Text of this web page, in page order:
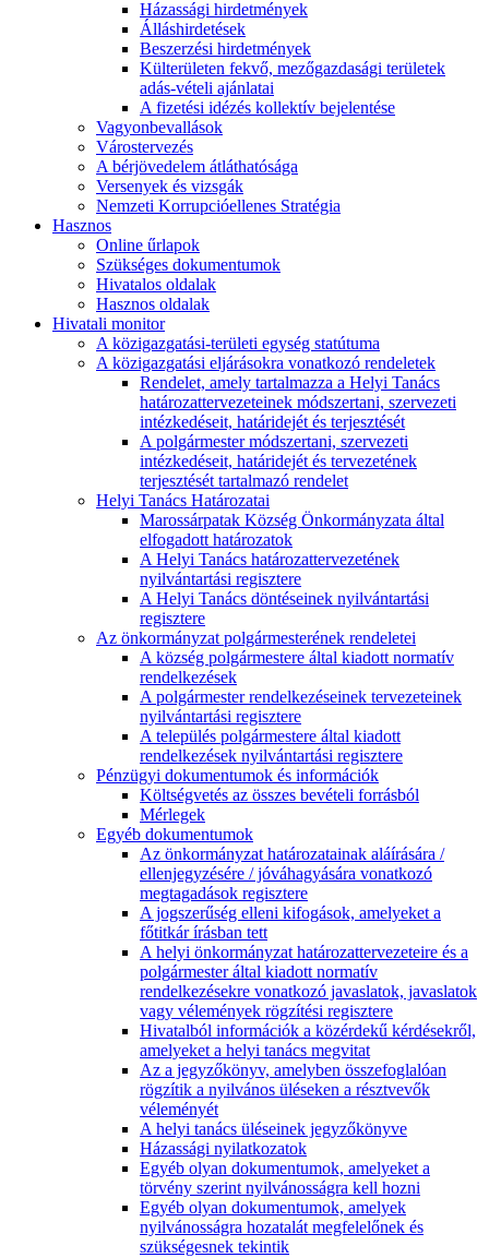
Házassági hirdetmények
Álláshirdetések
Beszerzési hirdetmények
Külterületen fekvő, mezőgazdasági területek
adás-vételi ajánlatai
A fizetési idézés kollektív bejelentése
Vagyonbevallások
Várostervezés
A bérjövedelem átláthatósága
Versenyek és vizsgák
Nemzeti Korrupcióellenes Stratégia
Hasznos
Online űrlapok
Szükséges dokumentumok
Hivatalos oldalak
Hasznos oldalak
Hivatali monitor
A közigazgatási-területi egység statútuma
A közigazgatási eljárásokra vonatkozó rendeletek
Rendelet, amely tartalmazza a Helyi Tanács
határozattervezeteinek módszertani, szervezeti
intézkedéseit, határidejét és terjesztését
A polgármester módszertani, szervezeti
intézkedéseit, határidejét és tervezetének
terjesztését tartalmazó rendelet
Helyi Tanács Határozatai
Marossárpatak Község Önkormányzata által
elfogadott határozatok
A Helyi Tanács határozattervezetének
nyilvántartási regisztere
A Helyi Tanács döntéseinek nyilvántartási
regisztere
Az önkormányzat polgármesterének rendeletei
A község polgármestere által kiadott normatív
rendelkezések
A polgármester rendelkezéseinek tervezeteinek
nyilvántartási regisztere
A település polgármestere által kiadott
rendelkezések nyilvántartási regisztere
Pénzügyi dokumentumok és információk
Költségvetés az összes bevételi forrásból
Mérlegek
Egyéb dokumentumok
Az önkormányzat határozatainak aláírására /
ellenjegyzésére / jóváhagyására vonatkozó
megtagadások regisztere
A jogszerűség elleni kifogások, amelyeket a
főtitkár írásban tett
A helyi önkormányzat határozattervezeteire és a
polgármester által kiadott normatív
rendelkezésekre vonatkozó javaslatok, javaslatok
vagy vélemények rögzítési regisztere
Hivatalból információk a közérdekű kérdésekről,
amelyeket a helyi tanács megvitat
Az a jegyzőkönyv, amelyben összefoglalóan
rögzítik a nyilvános üléseken a résztvevők
véleményét
A helyi tanács üléseinek jegyzőkönyve
Házassági nyilatkozatok
Egyéb olyan dokumentumok, amelyeket a
törvény szerint nyilvánosságra kell hozni
Egyéb olyan dokumentumok, amelyek
nyilvánosságra hozatalát megfelelőnek és
szükségesnek tekintik